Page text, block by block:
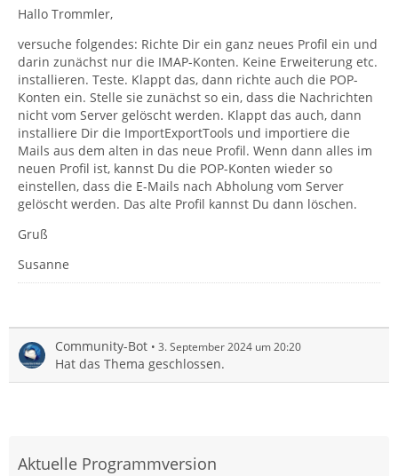
Hallo Trommler,
versuche folgendes: Richte Dir ein ganz neues Profil ein und
darin zunächst nur die IMAP-Konten. Keine Erweiterung etc.
installieren. Teste. Klappt das, dann richte auch die POP-
Konten ein. Stelle sie zunächst so ein, dass die Nachrichten
nicht vom Server gelöscht werden. Klappt das auch, dann
installiere Dir die ImportExportTools und importiere die
Mails aus dem alten in das neue Profil. Wenn dann alles im
neuen Profil ist, kannst Du die POP-Konten wieder so
einstellen, dass die E-Mails nach Abholung vom Server
gelöscht werden. Das alte Profil kannst Du dann löschen.
Gruß
Susanne
Community-Bot 3. September 2024 um 20:20
Hat das Thema geschlossen.
Aktuelle Programmversion